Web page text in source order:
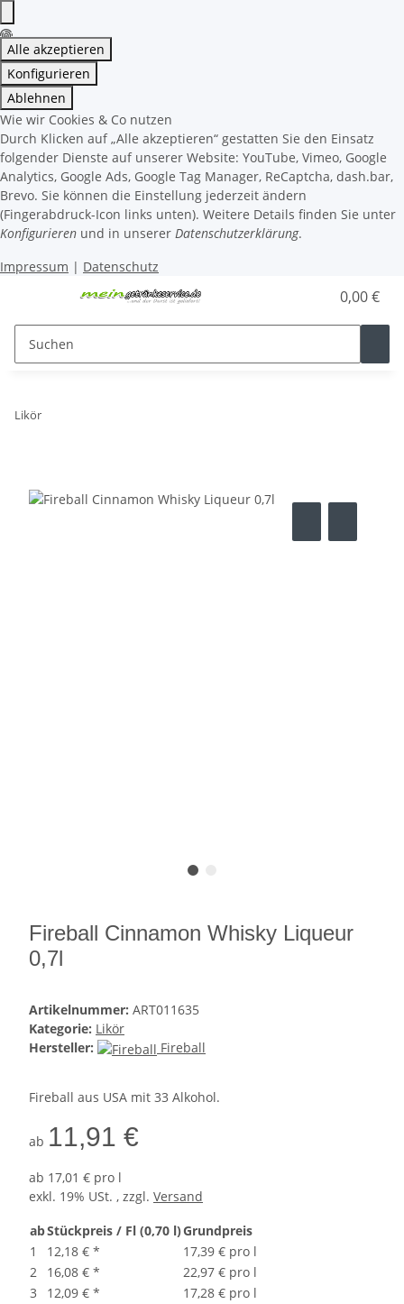
Alle akzeptieren
Konfigurieren
Ablehnen
Wie wir Cookies & Co nutzen
Durch Klicken auf „Alle akzeptieren“ gestatten Sie den Einsatz
folgender Dienste auf unserer Website: YouTube, Vimeo, Google
Analytics, Google Ads, Google Tag Manager, ReCaptcha, dash.bar,
Brevo. Sie können die Einstellung jederzeit ändern
(Fingerabdruck-Icon links unten). Weitere Details finden Sie unter
Konfigurieren und in unserer Datenschutzerklärung.
Impressum | Datenschutz
0,00 €
Likör
Fireball Cinnamon Whisky Liqueur
0,7l
Artikelnummer: ART011635
Kategorie: Likör
Hersteller:
Fireball
Fireball aus USA mit 33 Alkohol.
ab 11,91 €
ab 17,01 € pro l
exkl. 19% USt. , zzgl. Versand
abStückpreis / Fl (0,70 l)Grundpreis
1
12,18 € *
17,39 € pro l
2
16,08 € *
22,97 € pro l
3
12,09 € *
17,28 € pro l